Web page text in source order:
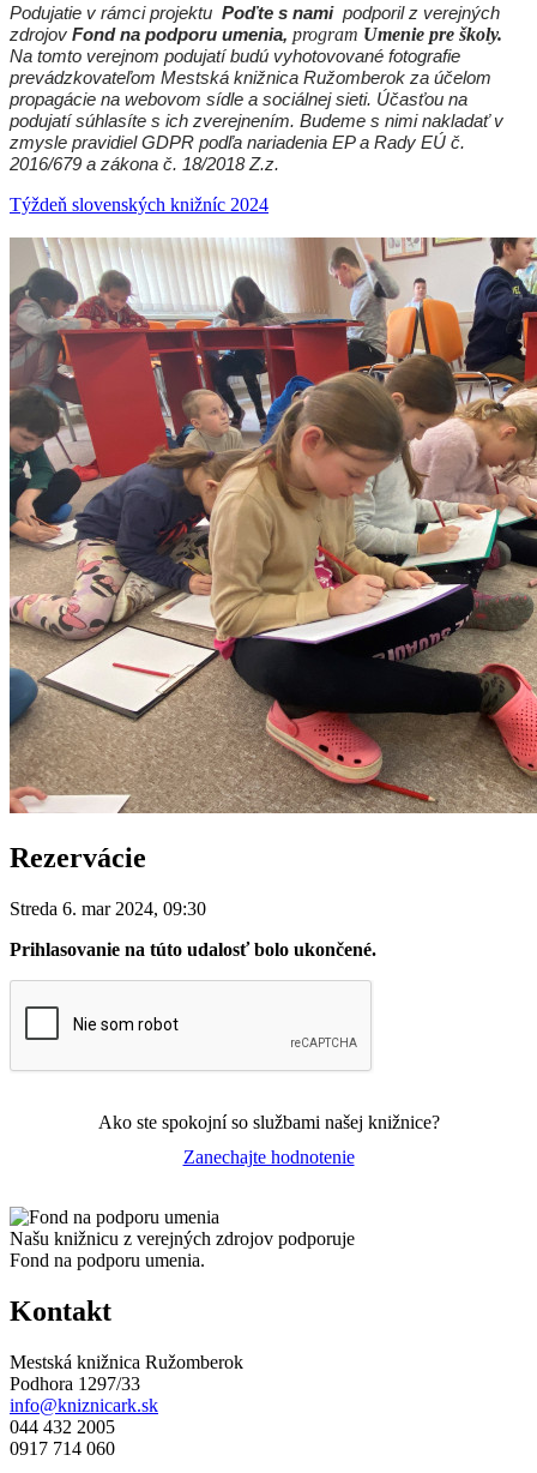
Podujatie v rámci projektu Poďte s nami podporil z verejných
zdrojov Fond na podporu umenia, program Umenie pre školy.
Na tomto verejnom podujatí budú vyhotovované fotografie
prevádzkovateľom Mestská knižnica Ružomberok za účelom
propagácie na webovom sídle a sociálnej sieti. Účasťou na
podujatí súhlasíte s ich zverejnením. Budeme s nimi nakladať v
zmysle pravidiel GDPR podľa nariadenia EP a Rady EÚ č.
2016/679 a zákona č. 18/2018 Z.z.
Týždeň slovenských knižníc 2024
Rezervácie
Streda 6. mar 2024, 09:30
Prihlasovanie na túto udalosť bolo ukončené.
Ako ste spokojní so službami našej knižnice?
Zanechajte hodnotenie
Našu knižnicu z verejných zdrojov podporuje
Fond na podporu umenia.
Kontakt
Mestská knižnica Ružomberok
Podhora 1297/33
info@kniznicark.sk
044 432 2005
0917 714 060